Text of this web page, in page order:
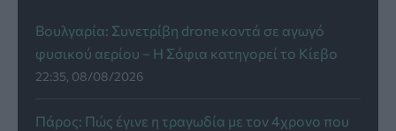
Βουλγαρία: Συνετρίβη drone κοντά σε αγωγό
φυσικού αερίου – Η Σόφια κατηγορεί το Κίεβο
22:35, 08/08/2026
Πάρος: Πώς έγινε η τραγωδία με τον 4χρονο που